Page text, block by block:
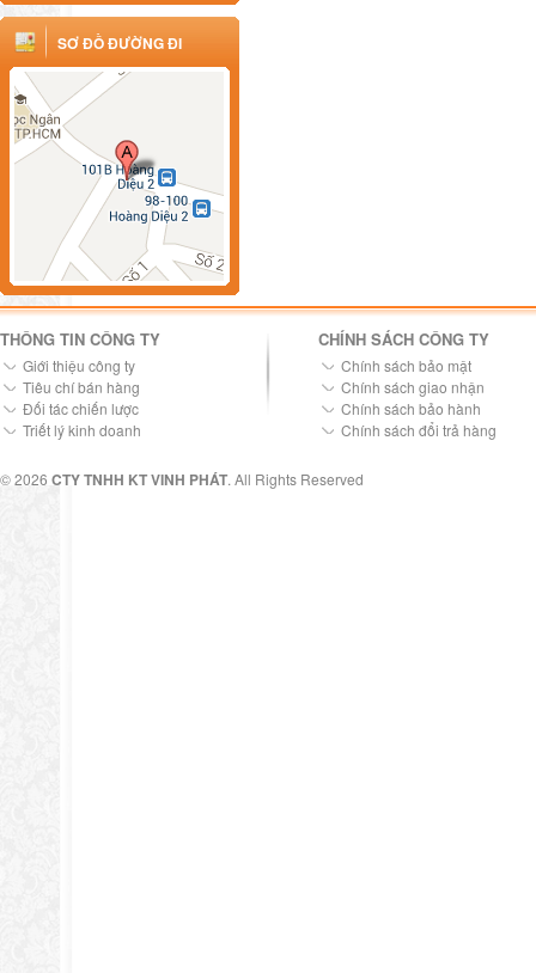
SƠ ĐỒ ĐƯỜNG ĐI
THÔNG TIN CÔNG TY
Giới thiệu công ty
Tiêu chí bán hàng
Đối tác chiến lược
Triết lý kinh doanh
CHÍNH SÁCH CÔNG TY
Chính sách bảo mật
Chính sách giao nhận
Chính sách bảo hành
Chính sách đổi trả hàng
© 2026 CTY TNHH KT VINH PHÁT. All Rights Reserved